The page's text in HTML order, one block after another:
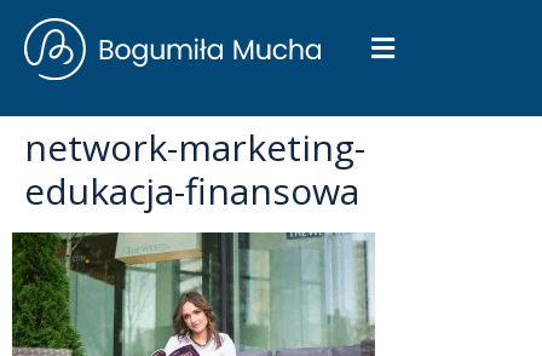
network-marketing-
edukacja-finansowa